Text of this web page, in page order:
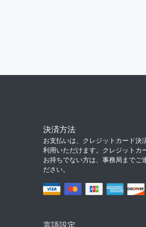
決済方法
お支払いは、クレジットカード決
利用いただけます。クレジットカ
お持ちでない方は、事務局までご
ださい。
言語設定